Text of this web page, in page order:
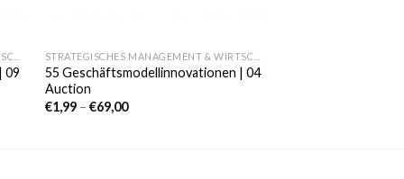
09
55 Geschäftsmodellinnovationen | 04
Auction
€1,99– €69,00